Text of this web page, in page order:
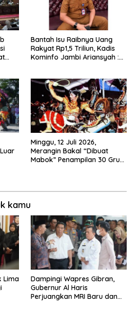
Bantah Isu Raibnya Uang
Rakyat Rp1,5 Triliun, Kadis
Kominfo Jambi Ariansyah :
Sejak 2002
Minggu, 12 Juli 2026,
Merangin Bakal “Dibuat
Mabok” Penampilan 30 Grup
kamu
Lima
Dampingi Wapres Gibran,
Gubernur Al Haris
Perjuangkan MRI Baru dan